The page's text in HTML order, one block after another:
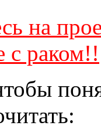
на
с раком!!